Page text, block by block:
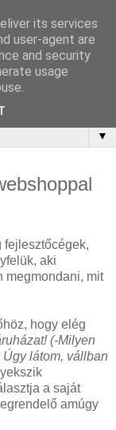
blog
blog -
profiknak
▼
fejlesztőcégek,
aki
megmondani, mit
hogy elég
(-Milyen
látom, vállban
a saját
amúgy
its services
user-agent are
and security
usage